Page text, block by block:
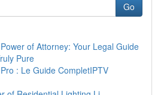
Go
of Attorney: Your Legal Guide
Pure
: Le Guide CompletIPTV